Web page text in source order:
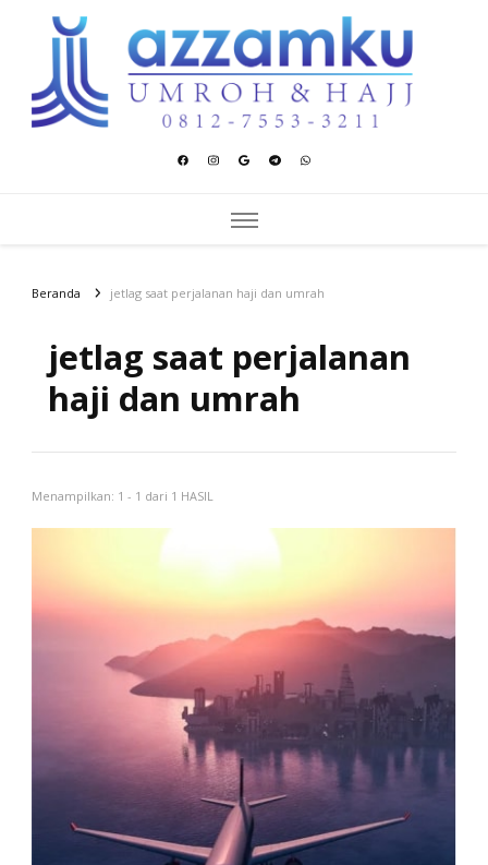
Azzamku Umroh dan Hajj
Beranda jetlag saat perjalanan haji dan umrah
jetlag saat perjalanan
haji dan umrah
Menampilkan: 1 - 1 dari 1 HASIL